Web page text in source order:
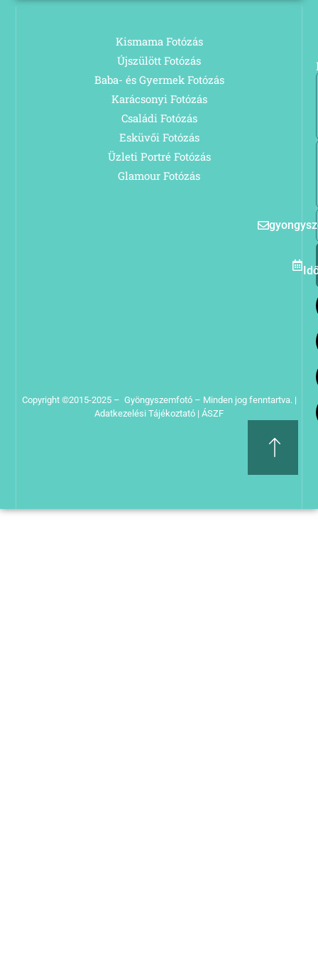
Kismama Fotózás
Újszülött Fotózás
Baba- és Gyermek Fotózás
Karácsonyi Fotózás
Családi Fotózás
Esküvői Fotózás
Üzleti Portré Fotózás
Glamour Fotózás
Copyright ©2015-2025 – Gyöngyszemfotó – Minden jog fenntartva. |
Adatkezelési Tájékoztató | ÁSZF